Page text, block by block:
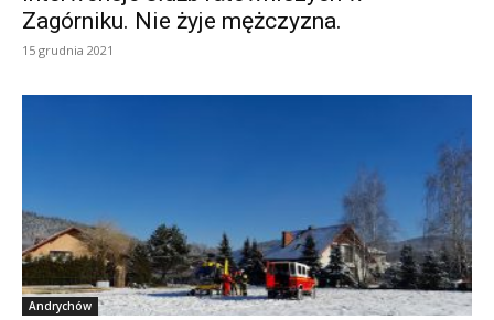
Zagórniku. Nie żyje mężczyzna.
15 grudnia 2021
Andrychów